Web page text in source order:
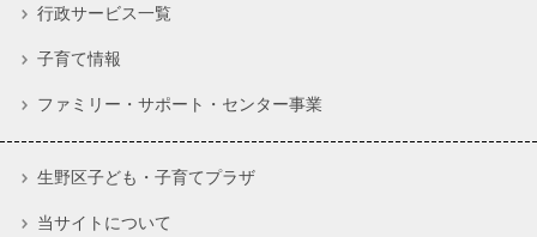
行政サービス一覧
子育て情報
ファミリー・サポート・センター事業
生野区子ども・子育てプラザ
当サイトについて